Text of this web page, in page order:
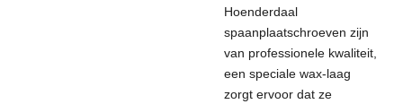
Hoenderdaal
spaanplaatschroeven zijn
van professionele kwaliteit,
een speciale wax-laag
zorgt ervoor dat ze